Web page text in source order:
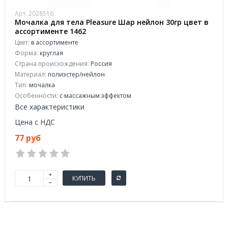
Арт. 2028516
Мочалка для тела Pleasure Шар нейлон 30гр цвет в
ассортименте 1462
Цвет: в ассортименте
Форма: круглая
Страна происхождения: Россия
Материал: полиэстер/нейлон
Тип: мочалка
Особенности: с массажным эффектом
Все характеристики
Цена с НДС
77 руб
КУПИТЬ